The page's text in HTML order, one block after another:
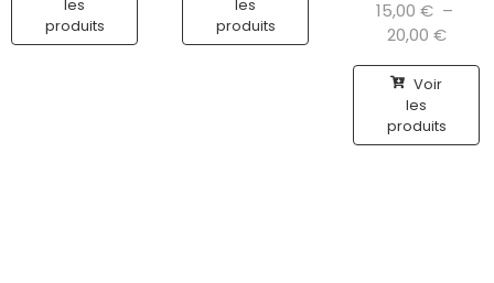
les
produits
les
produits
15,00 € –
20,00 €
Voir
les
produits